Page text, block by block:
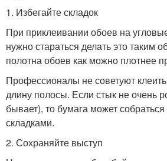
1. Избегайте складок
При приклеивании обоев на
нужно стараться делать это таким
полотна обоев как можно плотнее
Профессионалы не советуют
длину полосы. Если стык не очень
бывает), то бумага может
складками.
2. Сохраняйте выступ